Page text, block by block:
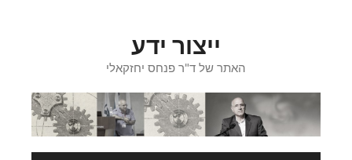
ייצור ידע
האתר של ד"ר פנחס יחזקאלי